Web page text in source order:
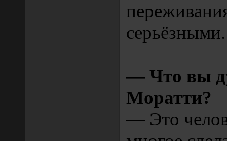
серьёзными.
— Что вы
Моратти?
— Это